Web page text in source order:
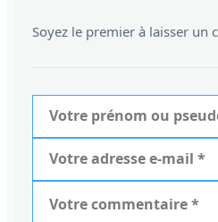
Soyez le premier à laisser un